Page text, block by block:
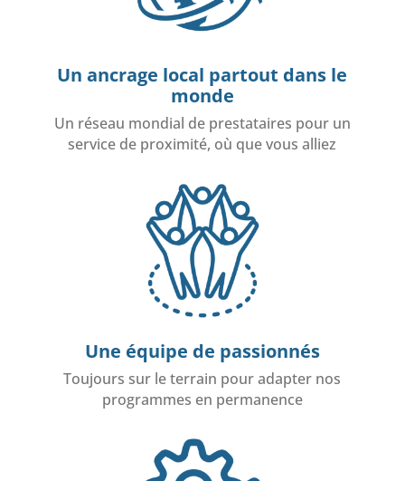
Un ancrage local partout dans le
monde
Un réseau mondial de prestataires pour un
service de proximité, où que vous alliez
Une équipe de passionnés
Toujours sur le terrain pour adapter nos
programmes en permanence